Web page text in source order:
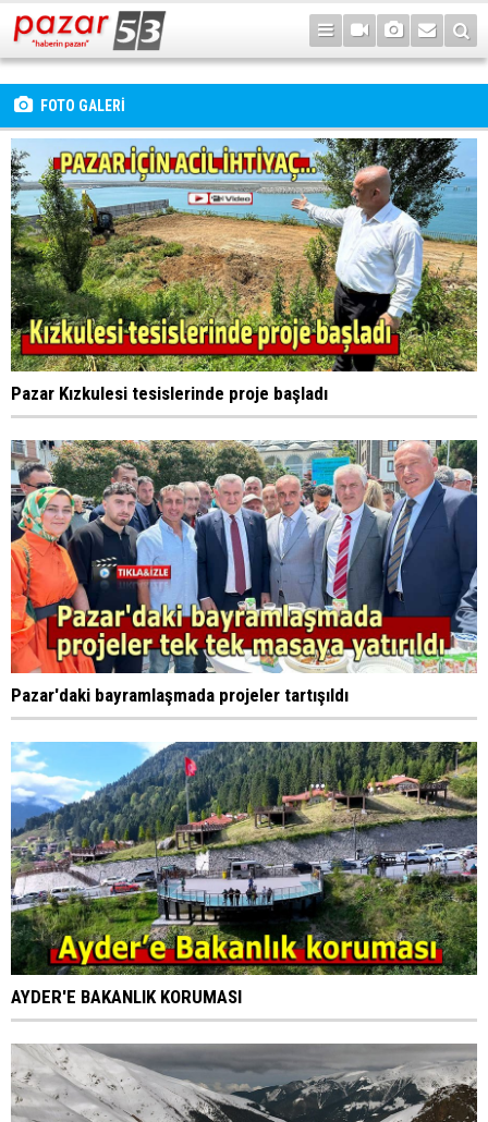
FOTO GALERİ
Pazar Kızkulesi tesislerinde proje başladı
Pazar'daki bayramlaşmada projeler tartışıldı
AYDER'E BAKANLIK KORUMASI